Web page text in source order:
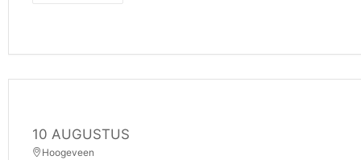
10 AUGUSTUS
Hoogeveen